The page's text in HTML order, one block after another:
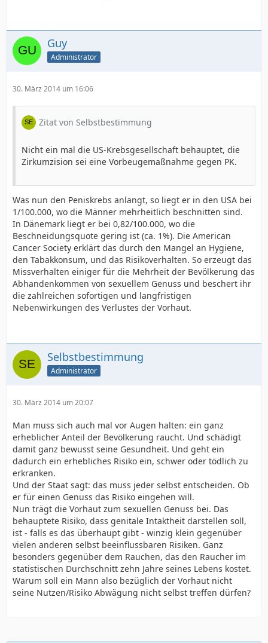
Guy
Administrator
30. März 2014 um 16:06
Zitat von Selbstbestimmung
Nicht ein mal die US-Krebsgesellschaft behauptet, die
Zirkumzision sei eine Vorbeugemaßnahme gegen PK.
Was nun den Peniskrebs anlangt, so liegt er in den USA bei
1/100.000, wo die Männer mehrheitlich beschnitten sind.
In Dänemark liegt er bei 0,82/100.000, wo die
Beschneidungsquote gering ist (ca. 1%). Die American
Cancer Society erklärt das durch den Mangel an Hygiene,
den Tabakkonsum, und das Risikoverhalten. So erzeugt das
Missverhalten einiger für die Mehrheit der Bevölkerung das
Abhandenkommen von sexuellem Genuss und beschert ihr
die zahlreichen sofortigen und langfristigen
Nebenwirkungen des Verlustes der Vorhaut.
Selbstbestimmung
Administrator
30. März 2014 um 20:07
Man muss sich auch mal vor Augen halten: ein ganz
erheblicher Anteil der Bevölkerung raucht. Und schädigt
damit ganz bewusst seine Gesundheit. Und geht ein
dadurch ein erhebliches Risiko ein, schwer oder tödlich zu
erkranken.
Und der Staat sagt: das muss jeder selbst entscheiden. Ob
er für einen Genuss das Risiko eingehen will.
Nun trägt die Vorhaut zum sexuellen Genuss bei. Das
behauptete Risiko, dass genitale Intaktheit darstellen soll,
ist - falls es das überhaupt gibt - winzig klein gegenüber
vielen anderen selbst beeinflussbaren Risiken. Ganz
besonders gegenüber dem Rauchen, das den Raucher im
statistischen Durchschnitt zehn Jahre seines Lebens kostet.
Warum soll ein Mann also bezüglich der Vorhaut nicht
seine Nutzen/Risiko Abwägung nicht selbst treffen dürfen?